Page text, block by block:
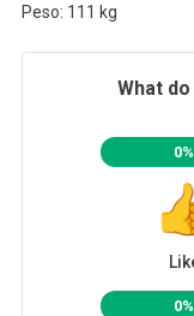
Peso: 111 kg
What
0%
0%